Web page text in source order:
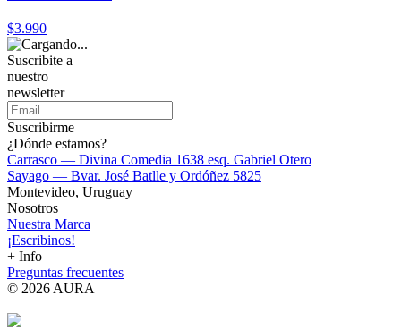
$3.990
Suscribite a
nuestro
newsletter
Suscribirme
¿Dónde estamos?
Carrasco — Divina Comedia 1638 esq. Gabriel Otero
Sayago — Bvar. José Batlle y Ordóñez 5825
Montevideo, Uruguay
Nosotros
Nuestra Marca
¡Escribinos!
+ Info
Preguntas frecuentes
© 2026 AURA